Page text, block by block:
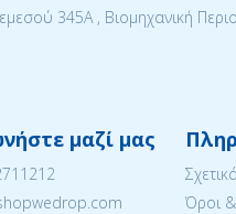
345Α , Βιομηχανική
μαζί μας
Όροι